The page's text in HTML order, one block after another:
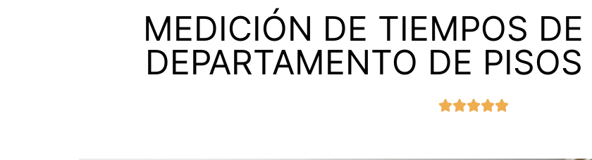
MEDICIÓN DE TIEMPOS
DEPARTAMENTO DE